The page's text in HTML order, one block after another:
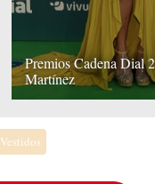
Premios Cadena Dial
Martínez
Vestidos